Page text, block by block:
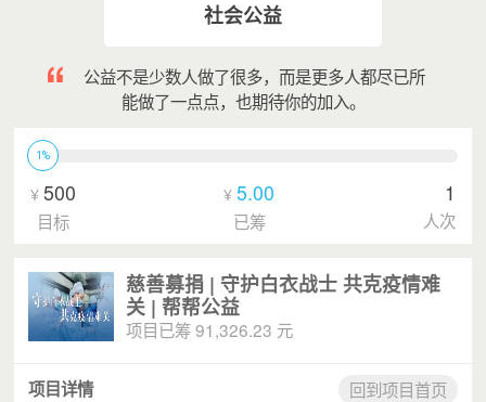
社会公益
公益不是少数人做了很多，而是更多人都尽已所
能做了一点点，也期待你的加入。
1%
¥500
目标
¥5.00
已筹
1
人次
慈善募捐 | 守护白衣战士 共克疫情难
关 | 帮帮公益
项目已筹 91,326.23 元
项目详情 回到项目首页